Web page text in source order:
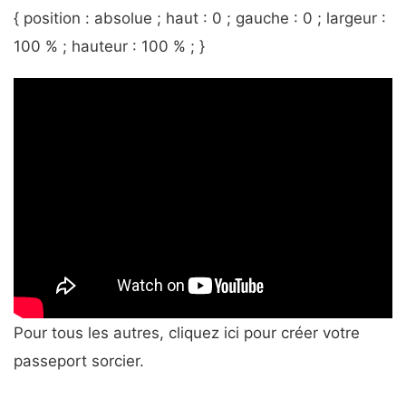
{ position : absolue ; haut : 0 ; gauche : 0 ; largeur :
100 % ; hauteur : 100 % ; }
Pour tous les autres, cliquez ici pour créer votre
passeport sorcier.